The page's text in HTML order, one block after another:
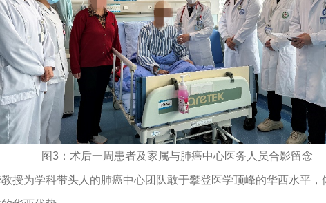
图3：术后一周患者及家属与肺癌中心医务人员合影留念
授为学科带头人的肺癌中心团队敢于攀登医学顶峰的华西水平